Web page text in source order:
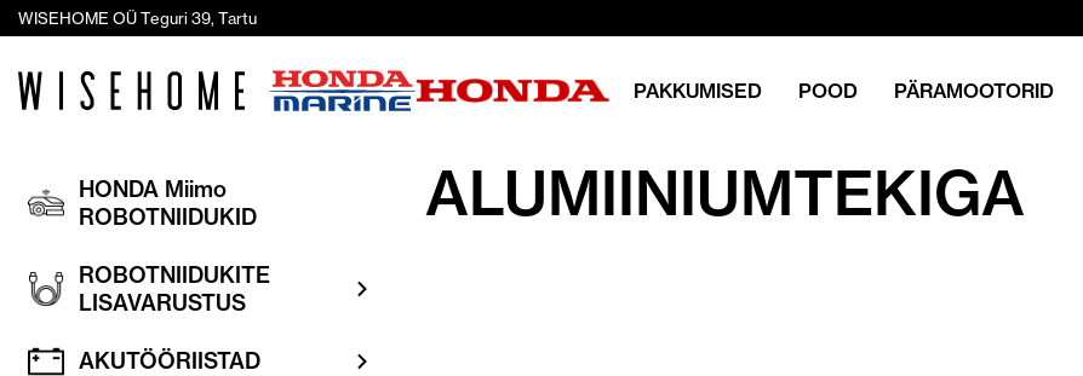
WISEHOME OÜ Teguri 39, Tartu
PAKKUMISED POOD PÄRAMOOTORID
HONDA Miimo
ROBOTNIIDUKID
ROBOTNIIDUKITE
LISAVARUSTUS
AKUTÖÖRIISTAD
ALUMIINIUMTEKIGA